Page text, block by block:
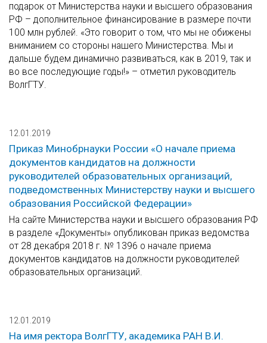
подарок от Министерства науки и высшего образования
РФ – дополнительное финансирование в размере почти
100 млн рублей. «Это говорит о том, что мы не обижены
вниманием со стороны нашего Министерства. Мы и
дальше будем динамично развиваться, как в 2019, так и
во все последующие годы!» – отметил руководитель
ВолгГТУ.
12.01.2019
Приказ Минобрнауки России «О начале приема
документов кандидатов на должности
руководителей образовательных организаций,
подведомственных Министерству науки и высшего
образования Российской Федерации»
На сайте Министерства науки и высшего образования РФ
в разделе «Документы» опубликован приказ ведомства
от 28 декабря 2018 г. № 1396 о начале приема
документов кандидатов на должности руководителей
образовательных организаций.
12.01.2019
На имя ректора ВолгГТУ, академика РАН В.И.